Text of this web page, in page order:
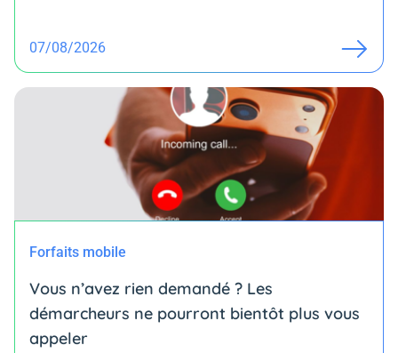
07/08/2026
Forfaits mobile
Vous n’avez rien demandé ? Les
démarcheurs ne pourront bientôt plus vous
appeler